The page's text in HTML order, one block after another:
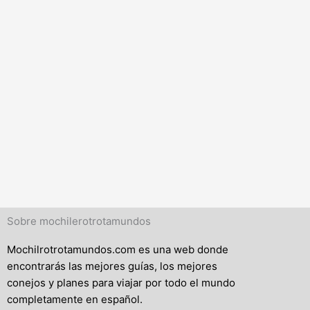
Sobre mochilerotrotamundos
Mochilrotrotamundos.com es una web donde
encontrarás las mejores guías, los mejores
conejos y planes para viajar por todo el mundo
completamente en español.